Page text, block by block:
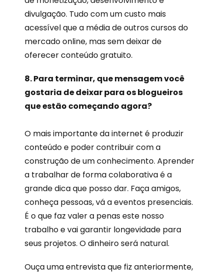
divulgação. Tudo com um custo mais
acessível que a média de outros cursos do
mercado online, mas sem deixar de
oferecer conteúdo gratuito.
8. Para terminar, que mensagem você
gostaria de deixar para os blogueiros
que estão começando agora?
O mais importante da internet é produzir
conteúdo e poder contribuir com a
construção de um conhecimento. Aprender
a trabalhar de forma colaborativa é a
grande dica que posso dar. Faça amigos,
conheça pessoas, vá a eventos presenciais.
É o que faz valer a penas este nosso
trabalho e vai garantir longevidade para
seus projetos. O dinheiro será natural.
Ouça uma entrevista que fiz anteriormente,